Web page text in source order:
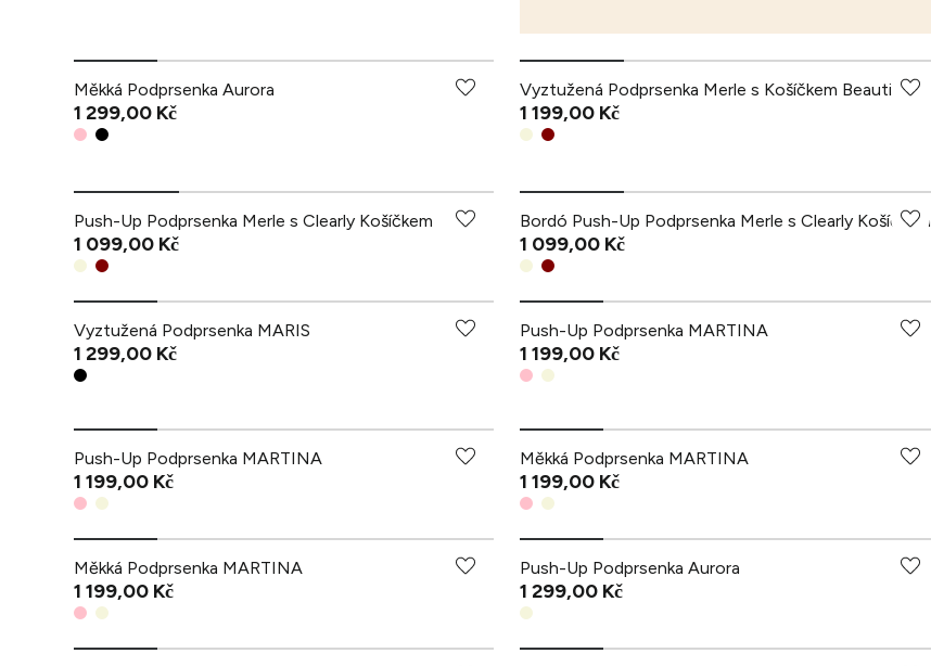
Měkká Podprsenka Aurora
1 299,00 Kč
Vyztužená Podprsenka Merle s Košíčkem Beautiful
1 199,00 Kč
Push-Up Podprsenka Merle s Clearly Košíčkem
1 099,00 Kč
Bordó Push-Up Podprsenka Merle s Clearly Košíčkem
1 099,00 Kč
Vyztužená Podprsenka MARIS
1 299,00 Kč
Push-Up Podprsenka MARTINA
1 199,00 Kč
Push-Up Podprsenka MARTINA
1 199,00 Kč
Měkká Podprsenka MARTINA
1 199,00 Kč
Měkká Podprsenka MARTINA
1 199,00 Kč
Push-Up Podprsenka Aurora
1 299,00 Kč